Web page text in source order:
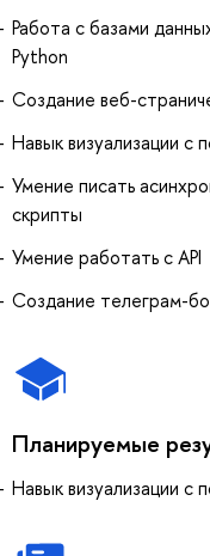
Работа с базами
Python
Создание веб-
Навык визуализации с
Умение писать
скрипты
Умение работать с API
Создание телеграм-
Планируемые
Навык визуализации с